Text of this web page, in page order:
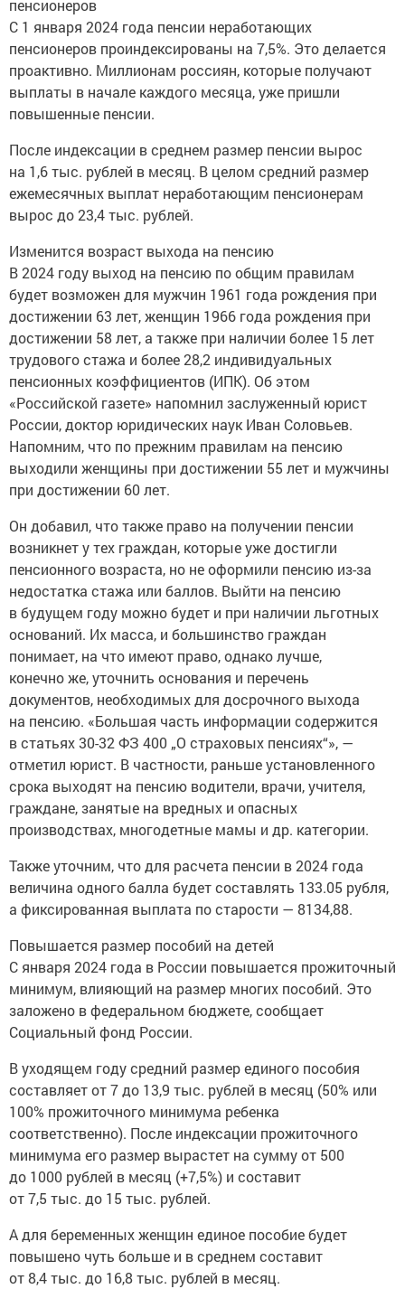
пенсионеров
С 1 января 2024 года пенсии неработающих
пенсионеров проиндексированы на 7,5%. Это делается
проактивно. Миллионам россиян, которые получают
выплаты в начале каждого месяца, уже пришли
повышенные пенсии.
После индексации в среднем размер пенсии вырос
на 1,6 тыс. рублей в месяц. В целом средний размер
ежемесячных выплат неработающим пенсионерам
вырос до 23,4 тыс. рублей.
Изменится возраст выхода на пенсию
В 2024 году выход на пенсию по общим правилам
будет возможен для мужчин 1961 года рождения при
достижении 63 лет, женщин 1966 года рождения при
достижении 58 лет, а также при наличии более 15 лет
трудового стажа и более 28,2 индивидуальных
пенсионных коэффициентов (ИПК). Об этом
«Российской газете» напомнил заслуженный юрист
России, доктор юридических наук Иван Соловьев.
Напомним, что по прежним правилам на пенсию
выходили женщины при достижении 55 лет и мужчины
при достижении 60 лет.
Он добавил, что также право на получении пенсии
возникнет у тех граждан, которые уже достигли
пенсионного возраста, но не оформили пенсию из-за
недостатка стажа или баллов. Выйти на пенсию
в будущем году можно будет и при наличии льготных
оснований. Их масса, и большинство граждан
понимает, на что имеют право, однако лучше,
конечно же, уточнить основания и перечень
документов, необходимых для досрочного выхода
на пенсию. «Большая часть информации содержится
в статьях 30-32 ФЗ 400 „О страховых пенсиях“», —
отметил юрист. В частности, раньше установленного
срока выходят на пенсию водители, врачи, учителя,
граждане, занятые на вредных и опасных
производствах, многодетные мамы и др. категории.
Также уточним, что для расчета пенсии в 2024 года
величина одного балла будет составлять 133.05 рубля,
а фиксированная выплата по старости — 8134,88.
Повышается размер пособий на детей
С января 2024 года в России повышается прожиточный
минимум, влияющий на размер многих пособий. Это
заложено в федеральном бюджете, сообщает
Социальный фонд России.
В уходящем году средний размер единого пособия
составляет от 7 до 13,9 тыс. рублей в месяц (50% или
100% прожиточного минимума ребенка
соответственно). После индексации прожиточного
минимума его размер вырастет на сумму от 500
до 1000 рублей в месяц (+7,5%) и составит
от 7,5 тыс. до 15 тыс. рублей.
А для беременных женщин единое пособие будет
повышено чуть больше и в среднем составит
от 8,4 тыс. до 16,8 тыс. рублей в месяц.